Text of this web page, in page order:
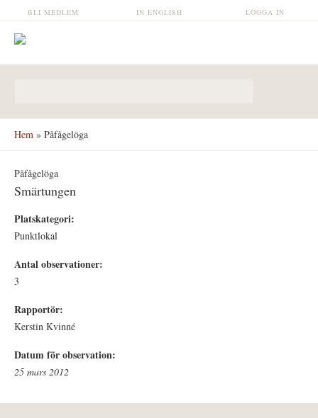
Hoppa till huvudinnehåll LOGGA IN
IN ENGLISH
BLI MEDLEM
Hem » Påfågelöga
Påfågelöga
Smärtungen
Platskategori:
Punktlokal
Antal observationer:
3
Rapportör:
Kerstin Kvinné
Datum för observation:
25 mars 2012